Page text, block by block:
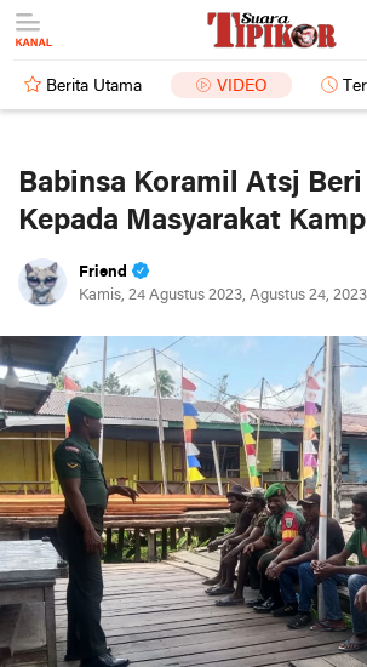
Berita Utama VIDEO
Babinsa Koramil Atsj
Kepada Masyarakat
Friend
Kamis, 24 Agustus 2023, Agustus 24,